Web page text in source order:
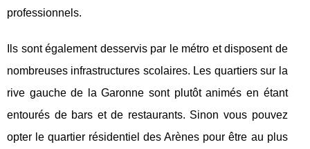
professionnels.
Ils sont également desservis par le métro et disposent de
nombreuses infrastructures scolaires. Les quartiers sur la
rive gauche de la Garonne sont plutôt animés en étant
entourés de bars et de restaurants. Sinon vous pouvez
opter le quartier résidentiel des Arènes pour être au plus